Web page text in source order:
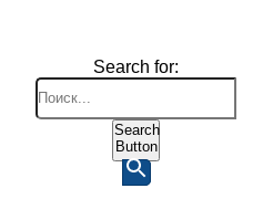
Search for:
Search
Button